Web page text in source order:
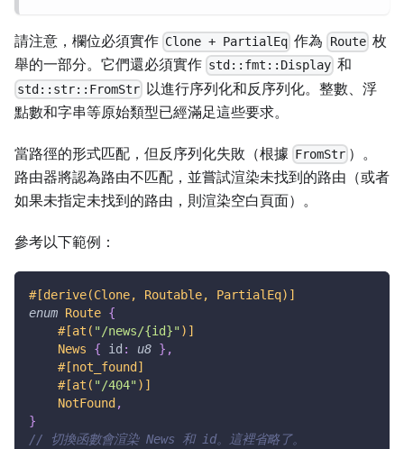
請注意，欄位必須實作 Clone + PartialEq 作為 Route枚
舉的一部分。它們還必須實作 std::fmt::Display 和
std::str::FromStr 以進行序列化和反序列化。整數、浮
點數和字串等原始類型已經滿足這些要求。
當路徑的形式匹配，但反序列化失敗（根據 FromStr ）。
路由器將認為路由不匹配，並嘗試渲染未找到的路由（或者
如果未指定未找到的路由，則渲染空白頁面）。
參考以下範例：
#[derive(Clone, Routable, PartialEq)]
enum Route {
#[at( "/news/{id}" )]
News
{ id : u8 } ,
#[not_found]
#[at( "/404" )]
NotFound ,
}
// 切換函數會渲染 News 和 id。這裡省略了。